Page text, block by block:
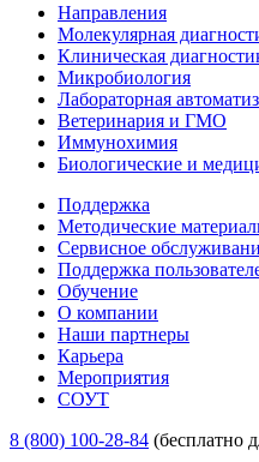
Направления
Молекулярная
Клиническая
Микробиология
Лабораторная
Ветеринария и ГМО
Иммунохимия
Биологические и
Поддержка
Методические
Сервисное
Поддержка
Обучение
О компании
Наши партнеры
Карьера
Мероприятия
СОУТ
8 (800) 100-28-84 (бесплатно